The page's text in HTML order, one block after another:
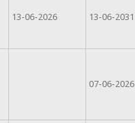
13-06-2026 13-06-2031
07-06-2026